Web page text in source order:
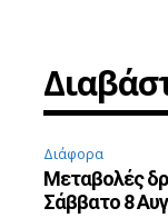
Διάφορα
Μεταβολές
Σάββατο 8